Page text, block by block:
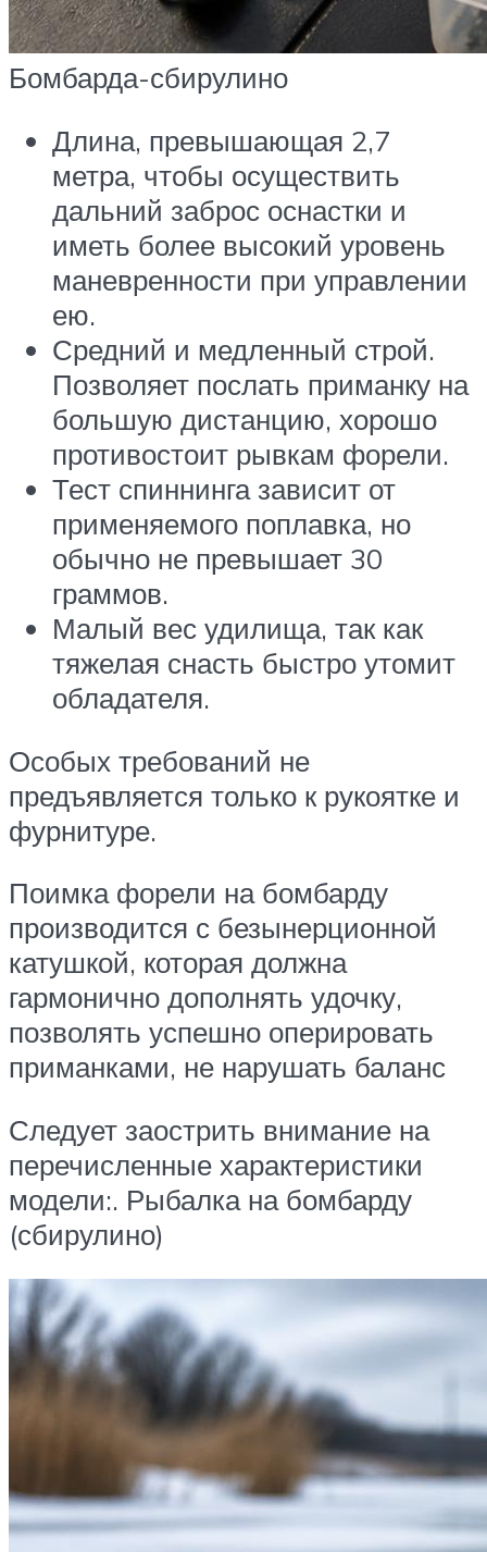
Бомбарда-сбирулино
Длина, превышающая 2,7
метра, чтобы осуществить
дальний заброс оснастки и
иметь более высокий уровень
маневренности при управлении
ею.
Средний и медленный строй.
Позволяет послать приманку на
большую дистанцию, хорошо
противостоит рывкам форели.
Тест спиннинга зависит от
применяемого поплавка, но
обычно не превышает 30
граммов.
Малый вес удилища, так как
тяжелая снасть быстро утомит
обладателя.
Особых требований не
предъявляется только к рукоятке и
фурнитуре.
Поимка форели на бомбарду
производится с безынерционной
катушкой, которая должна
гармонично дополнять удочку,
позволять успешно оперировать
приманками, не нарушать баланс
Следует заострить внимание на
перечисленные характеристики
модели:. Рыбалка на бомбарду
(сбирулино)